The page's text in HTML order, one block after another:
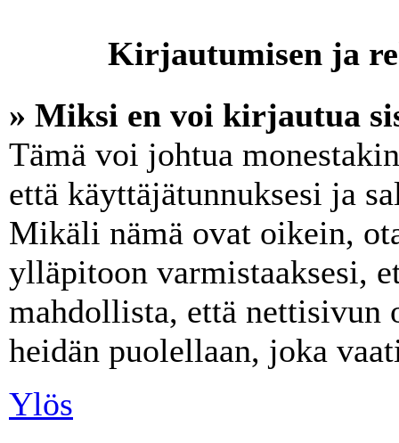
Kirjautumisen ja
» Miksi en voi kirjautua
Tämä voi johtua
että käyttäjätunnuksesi ja
Mikäli nämä ovat oikein,
ylläpitoon varmistaaksesi,
mahdollista, että
heidän puolellaan, joka
Ylös